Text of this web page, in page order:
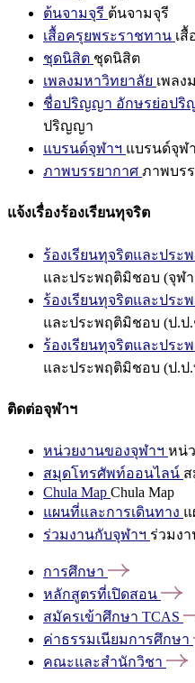
ต้นจามจุรี ต้นจามจุรี
เสื้อครุยพระราชทาน เ
ชุดนิสิต ชุดนิสิต
เพลงมหาวิทยาลัย เพลง
ชื่อปริญญา อักษรย่อปริ
ปริญญา
แบรนด์จุฬาฯ แบรนด์จุฬ
ภาพบรรยากาศ ภาพบร
แจ้งเรื่องร้องเรียนทุจริต
ร้องเรียนทุจริตและประ
และประพฤติมิชอบ (จุฬ
ร้องเรียนทุจริตและประ
และประพฤติมิชอบ (ป.ป
ร้องเรียนทุจริตและประ
และประพฤติมิชอบ (ป.ป
ติดต่อจุฬาฯ
หน่วยงานของจุฬาฯ หน่
สมุดโทรศัพท์ออนไลน์
Chula Map Chula Map
แผนที่และการเดินทาง
ร่วมงานกับจุฬาฯ ร่วมง
การศึกษา
หลักสูตรที่เปิดสอน
สมัครเข้าศึกษา TCAS
ค่าธรรมเนียมการศึกษา
คณะและสำนักวิชา